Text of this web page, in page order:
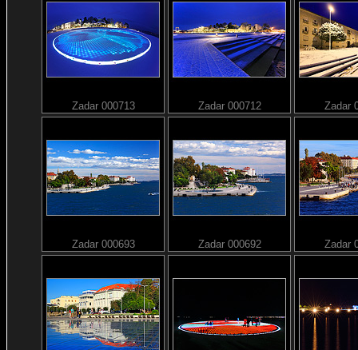
Zadar 000713 Zadar 000712 Zadar
Zadar 000693 Zadar 000692 Zadar